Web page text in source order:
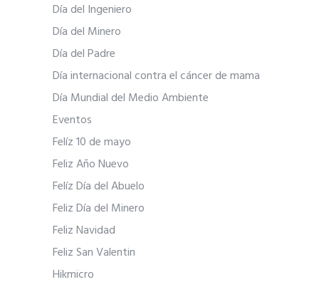
Día del Ingeniero
Día del Minero
Día del Padre
Día internacional contra el cáncer de mama
Día Mundial del Medio Ambiente
Eventos
Felíz 10 de mayo
Feliz Año Nuevo
Felíz Día del Abuelo
Feliz Día del Minero
Feliz Navidad
Feliz San Valentin
Hikmicro